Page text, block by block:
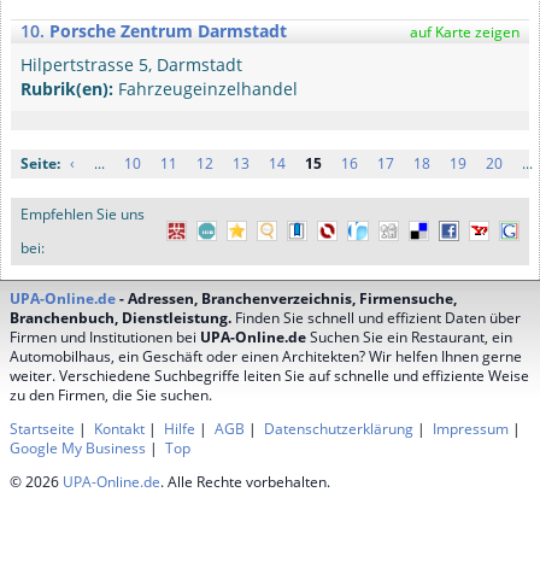
10. Porsche Zentrum Darmstadt auf Karte zeigen
Hilpertstrasse 5, Darmstadt
Rubrik(en): Fahrzeugeinzelhandel
Seite: ‹ ... 10 11 12 13 14 15 16 17 18 19 20 ...
Empfehlen Sie uns
bei:
UPA-Online.de- Adressen, Branchenverzeichnis, Firmensuche,
Branchenbuch, Dienstleistung. Finden Sie schnell und effizient Daten über
Firmen und Institutionen bei UPA-Online.deSuchen Sie ein Restaurant, ein
Automobilhaus, ein Geschäft oder einen Architekten? Wir helfen Ihnen gerne
weiter. Verschiedene Suchbegriffe leiten Sie auf schnelle und effiziente Weise
zu den Firmen, die Sie suchen.
Startseite | Kontakt | Hilfe | AGB | Datenschutzerklärung | Impressum |
Google My Business | Top
© 2026 UPA-Online.de. Alle Rechte vorbehalten.